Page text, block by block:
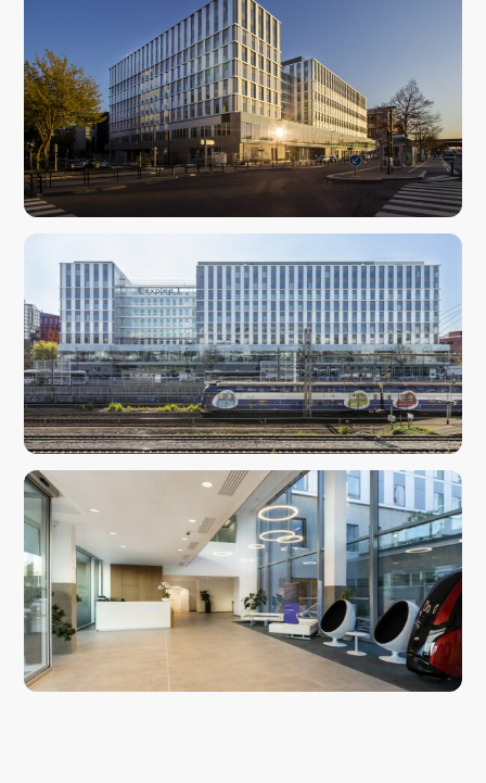
conditionné qu’il faut retenir est le système de ventilo
convecteurs individuels très innovants avec leurs prises d’air
en façade avec volets de fermetures motorisés, permettant
ainsi de disposer d’un très bon volume d’air neuf, d’une
confortable hauteur libre et d’un plafond filant sur la totalité des
plateaux de bureaux.
Avec sa quadruple certification environnementale (BBC RENO /
HQE excellent/ BREAM very good/ Leed certified) – première
sur le secteur, cet immeuble (Le Carré) est l’un des plus beaux
immeubles, par sa taille et sa qualité architecturale, sur le